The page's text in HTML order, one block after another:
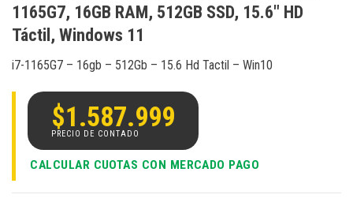
1165G7, 16GB RAM, 512GB SSD, 15.6″ HD
Táctil, Windows 11
i7-1165G7 – 16gb – 512Gb – 15.6 Hd Tactil – Win10
$1.587.999
CALCULAR CUOTAS CON MERCADO PAGO